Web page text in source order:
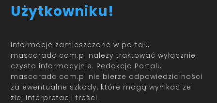
Użytkowniku!
Informacje zamieszczone w portalu
mascarada.com.pl należy traktować wyłącznie
czysto informacyjnie. Redakcja Portalu
mascarada.com.pl nie bierze odpowiedzialności
za ewentualne szkody, które mogą wynikać ze
złej interpretacji treści.